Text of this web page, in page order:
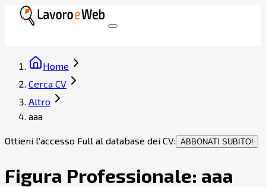
Home
Cerca CV
Altro
aaa
Ottieni l'accesso Full al database dei CV: ABBONATI SUBITO!
Figura Professionale: aaa